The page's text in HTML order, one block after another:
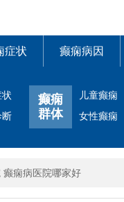
症状 癫痫病因
断
癫痫
群体
儿童癫痫
女性癫痫
癫痫病医院哪家好